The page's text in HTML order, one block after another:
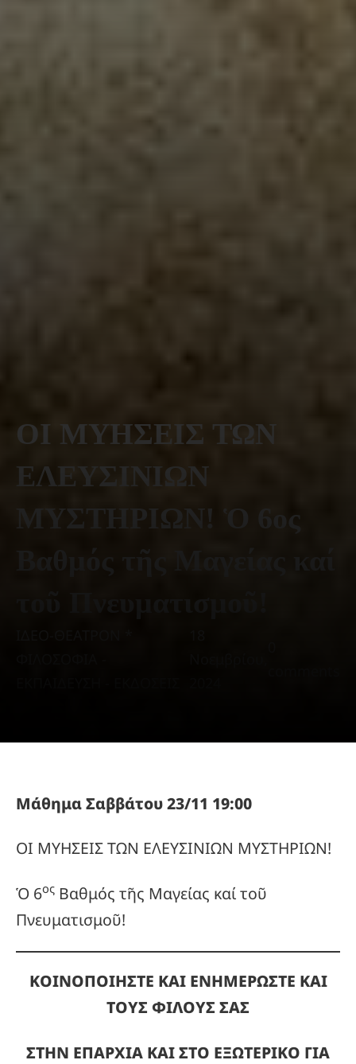
ΟΙ ΜΥΗΣΕΙΣ ΤΩΝ
ΕΛΕΥΣΙΝΙΩΝ
ΜΥΣΤΗΡΙΩΝ! Ὁ 6ος
Μάθημα Σαββάτου 23/11 19:00
ΟΙ ΜΥΗΣΕΙΣ ΤΩΝ ΕΛΕΥΣΙΝΙΩΝ ΜΥΣΤΗΡΙΩΝ!
Ὁ 6ος Βαθμός τῆς Μαγείας καί τοῦ
Πνευματισμοῦ!
ΚΟΙΝΟΠΟΙΗΣΤΕ ΚΑΙ ΕΝΗΜΕΡΩΣΤΕ ΚΑΙ
ΤΟΥΣ ΦΙΛΟΥΣ ΣΑΣ
ΣΤΗΝ ΕΠΑΡΧΙΑ ΚΑΙ ΣΤΟ ΕΞΩΤΕΡΙΚΟ ΓΙΑ